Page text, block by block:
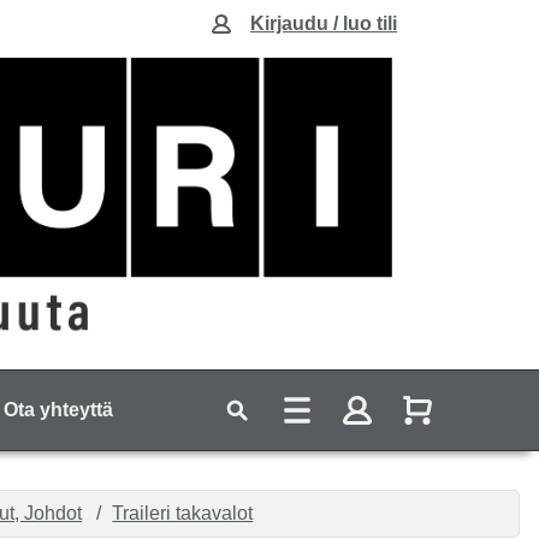
Kirjaudu / luo tili
Ota yhteyttä
Johdot Traileri takavalot